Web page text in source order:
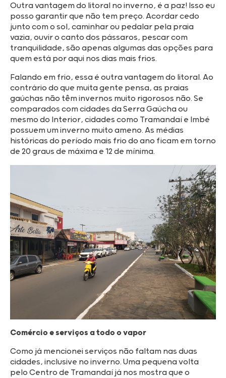
Outra vantagem do litoral no inverno, é a paz! Isso eu
posso garantir que não tem preço. Acordar cedo
junto com o sol, caminhar ou pedalar pela praia
vazia, ouvir o canto dos pássaros, pescar com
tranquilidade, são apenas algumas das opções para
quem está por aqui nos dias mais frios.
Falando em frio, essa é outra vantagem do litoral. Ao
contrário do que muita gente pensa, as praias
gaúchas não têm invernos muito rigorosos não. Se
comparados com cidades da Serra Gaúcha ou
mesmo do Interior, cidades como Tramandaí e Imbé
possuem um inverno muito ameno. As médias
históricas do período mais frio do ano ficam em torno
de 20 graus de máxima e 12 de mínima.
Comércio e serviços a todo o vapor
Como já mencionei serviços não faltam nas duas
cidades, inclusive no inverno. Uma pequena volta
pelo Centro de Tramandaí já nos mostra que o